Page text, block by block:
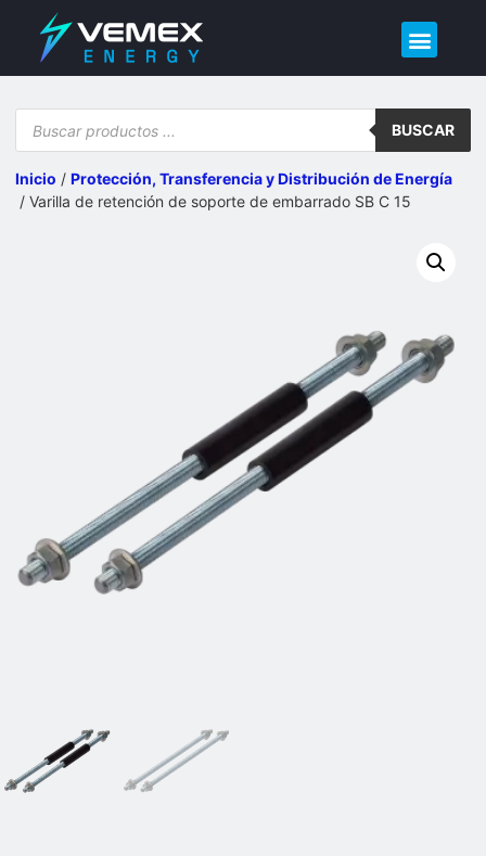
BUSCAR
Inicio / Protección, Transferencia y Distribución de Energía​
/ Varilla de retención de soporte de embarrado SB C 15